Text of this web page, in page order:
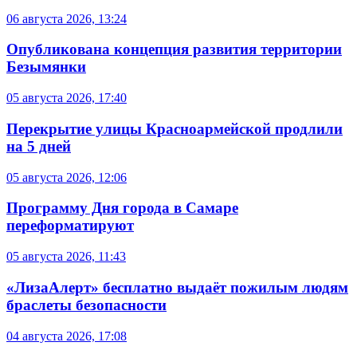
06 августа 2026, 13:24
Опубликована концепция развития территории
Безымянки
05 августа 2026, 17:40
Перекрытие улицы Красноармейской продлили
на 5 дней
05 августа 2026, 12:06
Программу Дня города в Самаре
переформатируют
05 августа 2026, 11:43
«ЛизаАлерт» бесплатно выдаёт пожилым людям
браслеты безопасности
04 августа 2026, 17:08